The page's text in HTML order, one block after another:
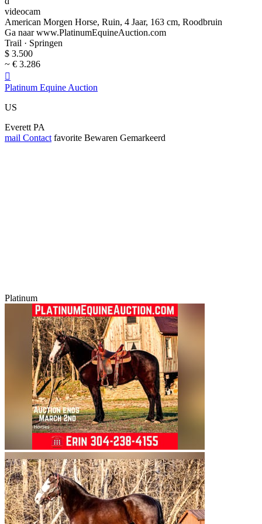
videocam
American Morgen Horse, Ruin, 4 Jaar, 163 cm, Roodbruin
Ga naar www.PlatinumEquineAuction.com
Trail · Springen
$ 3.500
~ € 3.286

Platinum Equine Auction
US
Everett PA
mail Contact favorite Bewaren Gemarkeerd
Platinum